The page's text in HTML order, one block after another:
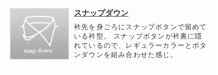
スナップダウン
衿先を身ごろにスナップボタンで留めて
いる衿型。 スナップボタンが衿裏に隠
れているので、レギュラーカラーとボタ
ンダウンを組み合わせた感じ。